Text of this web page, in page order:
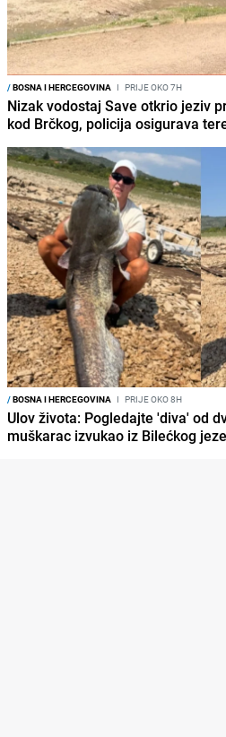
/BOSNA I HERCEGOVINA I PRIJE OKO 7H
Nizak vodostaj Save otkrio jeziv
kod Brčkog, policija osigurava
/BOSNA I HERCEGOVINA I PRIJE OKO 8H
Ulov života: Pogledajte 'diva' od
muškarac izvukao iz Bilećkog